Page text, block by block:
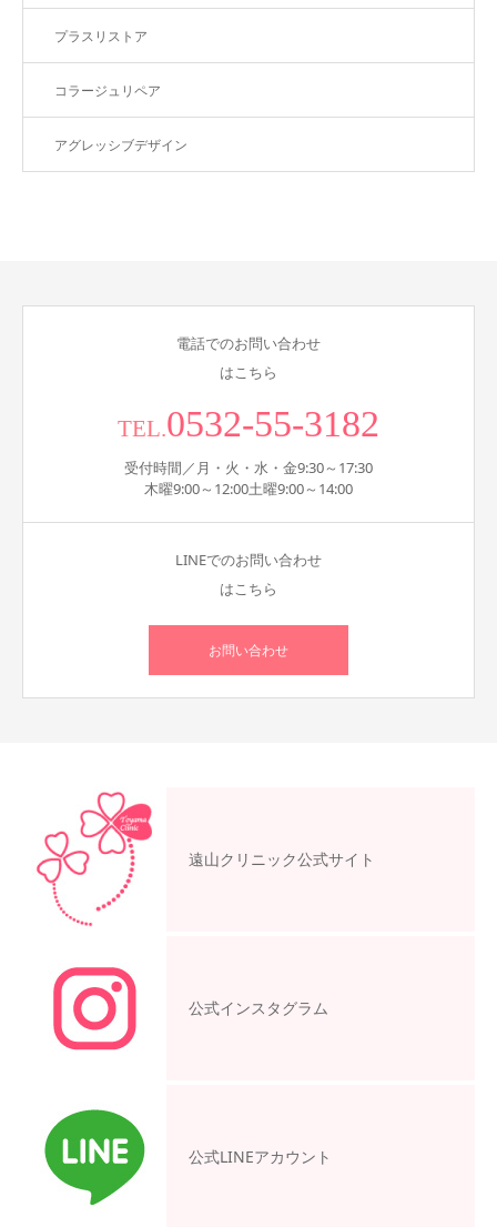
プラスリストア
コラージュリペア
アグレッシブデザイン
電話でのお問い合わせ
はこちら
TEL.0532-55-3182
受付時間／月・火・水・金9:30～17:30
木曜9:00～12:00土曜9:00～14:00
LINEでのお問い合わせ
はこちら
お問い合わせ
遠山クリニック公式サイト
公式インスタグラム
公式LINEアカウント